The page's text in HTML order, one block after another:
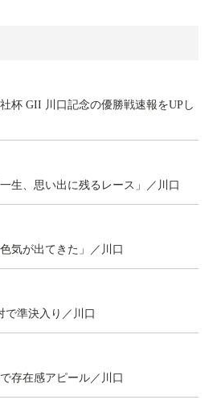
杯 GII 川口記念の優勝戦速報をUPし
生、思い出に残るレース」／川口
気が出てきた」／川口
で準決入り／川口
存在感アピール／川口